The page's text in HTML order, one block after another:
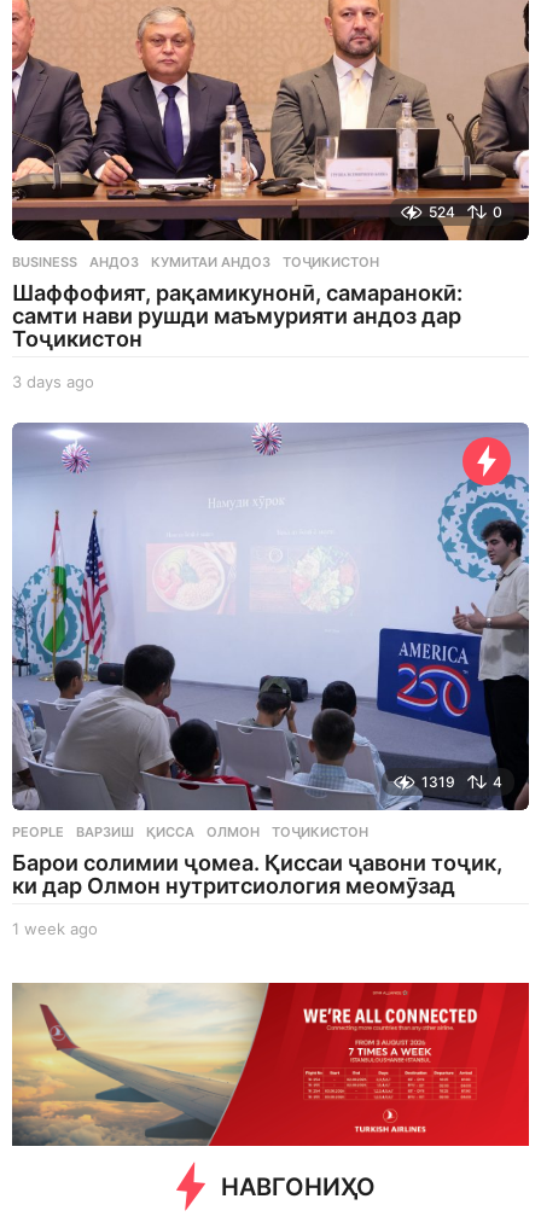
524 0
BUSINESS АНДОЗ ,КУМИТАИ АНДОЗ ,ТОҶИКИСТОН
Шаффофият, рақамикунонӣ, самаранокӣ:
самти нави рушди маъмурияти андоз дар
Тоҷикистон
3 days ago
a
g
o
1319 4
PEOPLE ВАРЗИШ ,ҚИССА ,ОЛМОН ,ТОҶИКИСТОН
Барои солимии ҷомеа. Қиссаи ҷавони тоҷик,
ки дар Олмон нутритсиология меомӯзад
1 week ago
g
o
НАВГОНИҲО